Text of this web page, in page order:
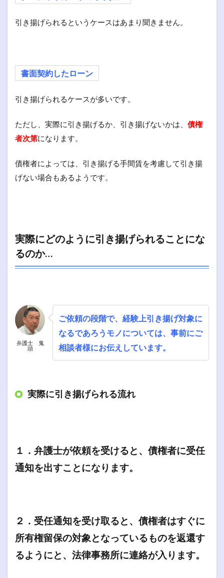
引き揚げられるというケースはあまり聞きません。
書面契約したローン
引き揚げられるケースが多いです。
ただし、実際に引き揚げるか、引き揚げないかは、 債権
者次第になります。
債権者によっては、引き揚げる手間賃を考慮して引き揚
げない場合もあるようです。
実際にどのように引き揚げられることにな
るのか…
弁護士 鬼
頭
ご依頼の段階で、経験上引き揚げ対象に
なるであろうモノについては、事前にご
相談者様にお伝えしています。
実際に引き揚げられる流れ
１．弁護士が依頼を受けると、債権者に受任
通知を出すことになります。
２．受任通知を受け取ると、債権者はすぐに
所有権留保の対象となっているものを返還す
るようにと、法律事務所に連絡が入ります。